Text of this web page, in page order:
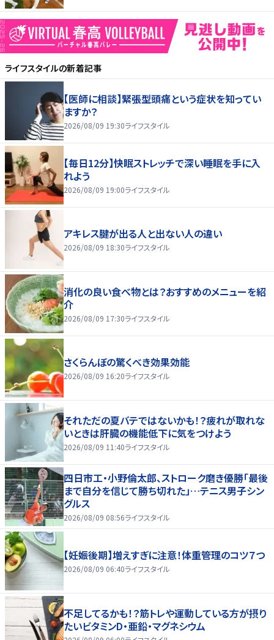
ライフスタイルの新着記事
【医師に相談】緊張型頭痛という症状を知ってい
ますか？
2026/08/09 19:30ライフスタイル
【毎日12分】快眠ストレッチで深い睡眠を手に入
れよう
2026/08/09 19:00ライフスタイル
アキレス腱が出る人と出ない人の違い
2026/08/09 18:30ライフスタイル
消化の良い食べ物とは？おすすめのメニューを紹
介
2026/08/09 17:30ライフスタイル
さくらんぼの驚くべき効果効能
2026/08/09 16:20ライフスタイル
それただの夏バテではないかも！？疲れが取れな
いときは肝臓の機能低下に気をつけよう
2026/08/09 11:40ライフスタイル
四日市工・小野倫太郎、ストローク磨き優勝「最後
まで自分を信じて勝ち切れた」…テニス男子シン
グルス
2026/08/09 08:56ライフスタイル
【妊娠後期】増えすぎに注意！体重管理のコツ７つ
2026/08/09 06:40ライフスタイル
不足してるかも！？筋トレや運動している方が摂り
たいビタミンD・亜鉛・マグネシウム